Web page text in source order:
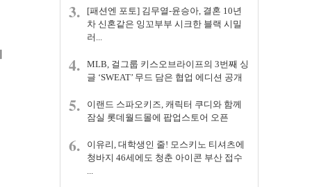
3.
[패션엔 포토] 김무열-윤승아, 결혼 10년
차 신혼같은 잉꼬부부 시크한 블랙 시밀
러...
4.
MLB, 걸그룹 키스오브라이프의 3번째 싱
글 ‘SWEAT’ 무드 담은 협업 에디션 공개
5.
이랜드 스파오키즈, 캐릭터 쿠디와 함께
잠실 롯데월드몰에 팝업스토어 오픈
6.
이유리, 대학생인 줄! 모스키노 티셔츠에
청바지 46세에도 청춘 아이콘 부산 접수
...